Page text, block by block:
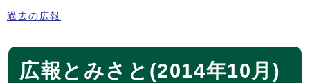
過去の広報
広報とみさと(2014年10月)